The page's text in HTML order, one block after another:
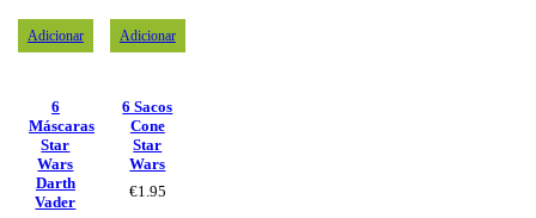
Adicionar
6
Máscaras
Star
Wars
Darth
Vader
Adicionar
6 Sacos
Cone
Star
Wars
€1.95